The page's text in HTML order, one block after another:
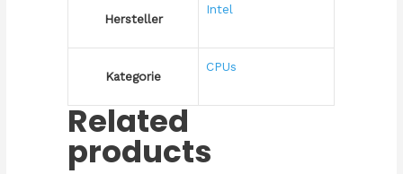
Hersteller
Intel
Kategorie
CPUs
Related
products